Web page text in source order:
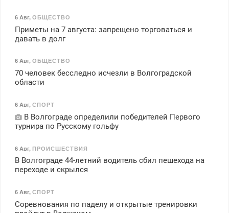
6 Авг, ОБЩЕСТВО
Приметы на 7 августа: запрещено торговаться и
давать в долг
6 Авг, ОБЩЕСТВО
70 человек бесследно исчезли в Волгоградской
области
6 Авг, СПОРТ
В Волгограде определили победителей Первого
турнира по Русскому гольфу
6 Авг, ПРОИСШЕСТВИЯ
В Волгограде 44-летний водитель сбил пешехода на
переходе и скрылся
6 Авг, СПОРТ
Соревнования по паделу и открытые тренировки